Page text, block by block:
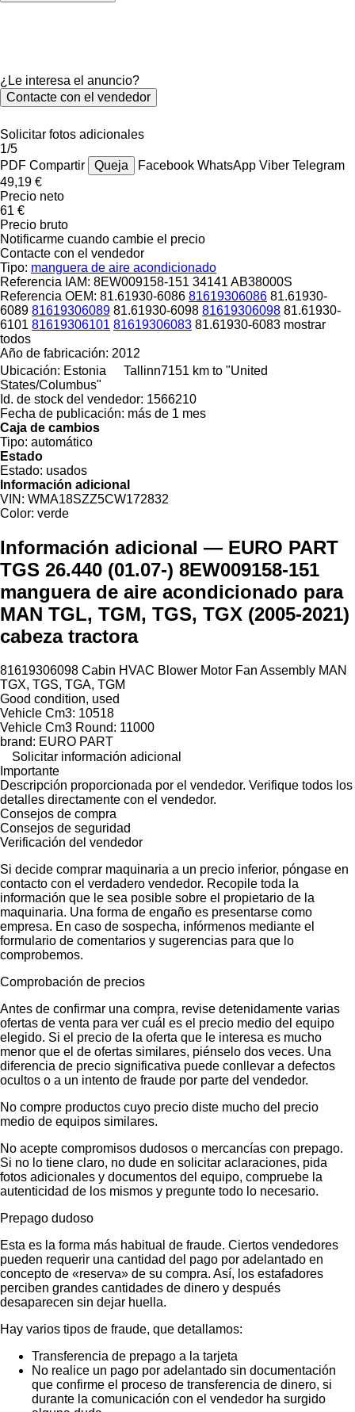
¿Le interesa el anuncio?
Contacte con el vendedor
Solicitar fotos adicionales
1/5
PDF Compartir Queja Facebook WhatsApp Viber Telegram
49,19 €
Precio neto
61 €
Precio bruto
Notificarme cuando cambie el precio
Contacte con el vendedor
Tipo: manguera de aire acondicionado
Referencia IAM: 8EW009158-151 34141 AB38000S
Referencia OEM: 81.61930-6086 81619306086 81.61930-
6089 81619306089 81.61930-6098 81619306098 81.61930-
6101 81619306101 81619306083 81.61930-6083 mostrar
todos
Año de fabricación: 2012
Ubicación: Estonia Tallinn7151 km to "United
States/Columbus"
Id. de stock del vendedor: 1566210
Fecha de publicación: más de 1 mes
Caja de cambios
Tipo: automático
Estado
Estado: usados
Información adicional
VIN: WMA18SZZ5CW172832
Color: verde
Información adicional — EURO PART
TGS 26.440 (01.07-) 8EW009158-151
manguera de aire acondicionado para
MAN TGL, TGM, TGS, TGX (2005-2021)
cabeza tractora
81619306098 Cabin HVAC Blower Motor Fan Assembly MAN
TGX, TGS, TGA, TGM
Good condition, used
Vehicle Cm3: 10518
Vehicle Cm3 Round: 11000
brand: EURO PART
Solicitar información adicional
Importante
Descripción proporcionada por el vendedor. Verifique todos los
detalles directamente con el vendedor.
Consejos de compra
Consejos de seguridad
Verificación del vendedor
Si decide comprar maquinaria a un precio inferior, póngase en
contacto con el verdadero vendedor. Recopile toda la
información que le sea posible sobre el propietario de la
maquinaria. Una forma de engaño es presentarse como
empresa. En caso de sospecha, infórmenos mediante el
formulario de comentarios y sugerencias para que lo
comprobemos.
Comprobación de precios
Antes de confirmar una compra, revise detenidamente varias
ofertas de venta para ver cuál es el precio medio del equipo
elegido. Si el precio de la oferta que le interesa es mucho
menor que el de ofertas similares, piénselo dos veces. Una
diferencia de precio significativa puede conllevar a defectos
ocultos o a un intento de fraude por parte del vendedor.
No compre productos cuyo precio diste mucho del precio
medio de equipos similares.
No acepte compromisos dudosos o mercancías con prepago.
Si no lo tiene claro, no dude en solicitar aclaraciones, pida
fotos adicionales y documentos del equipo, compruebe la
autenticidad de los mismos y pregunte todo lo necesario.
Prepago dudoso
Esta es la forma más habitual de fraude. Ciertos vendedores
pueden requerir una cantidad del pago por adelantado en
concepto de «reserva» de su compra. Así, los estafadores
perciben grandes cantidades de dinero y después
desaparecen sin dejar huella.
Hay varios tipos de fraude, que detallamos:
Transferencia de prepago a la tarjeta
No realice un pago por adelantado sin documentación
que confirme el proceso de transferencia de dinero, si
durante la comunicación con el vendedor ha surgido